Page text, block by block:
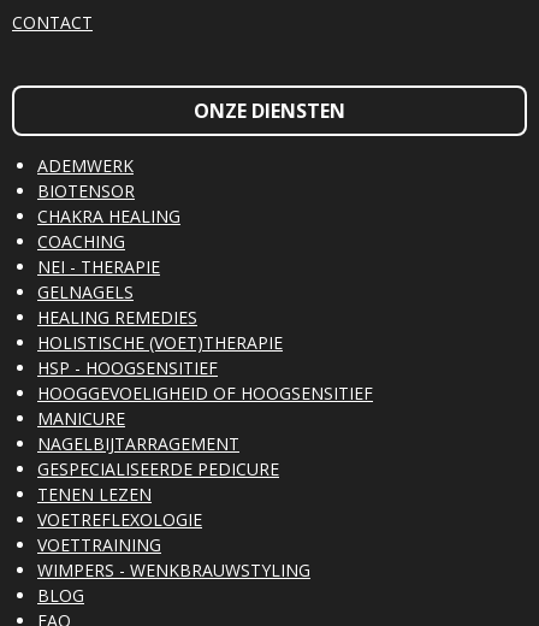
CONTACT
ONZE DIENSTEN
ADEMWERK
BIOTENSOR
CHAKRA HEALING
COACHING
NEI - THERAPIE
GELNAGELS
HEALING REMEDIES
HOLISTISCHE (VOET)THERAPIE
HSP - HOOGSENSITIEF
HOOGGEVOELIGHEID OF HOOGSENSITIEF
MANICURE
NAGELBIJTARRAGEMENT
GESPECIALISEERDE PEDICURE
TENEN LEZEN
VOETREFLEXOLOGIE
VOETTRAINING
WIMPERS - WENKBRAUWSTYLING
BLOG
FAQ